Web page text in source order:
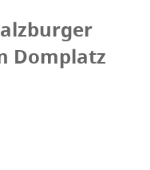
Domplatz